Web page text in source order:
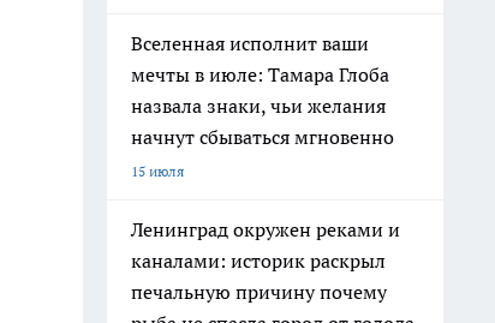
Вселенная исполнит ваши
мечты в июле: Тамара Глоба
назвала знаки, чьи желания
начнут сбываться мгновенно
15 июля
Ленинград окружен реками и
каналами: историк раскрыл
печальную причину почему